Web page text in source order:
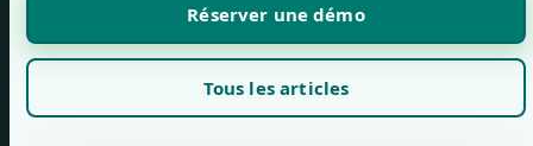
Réserver une démo
Tous les articles